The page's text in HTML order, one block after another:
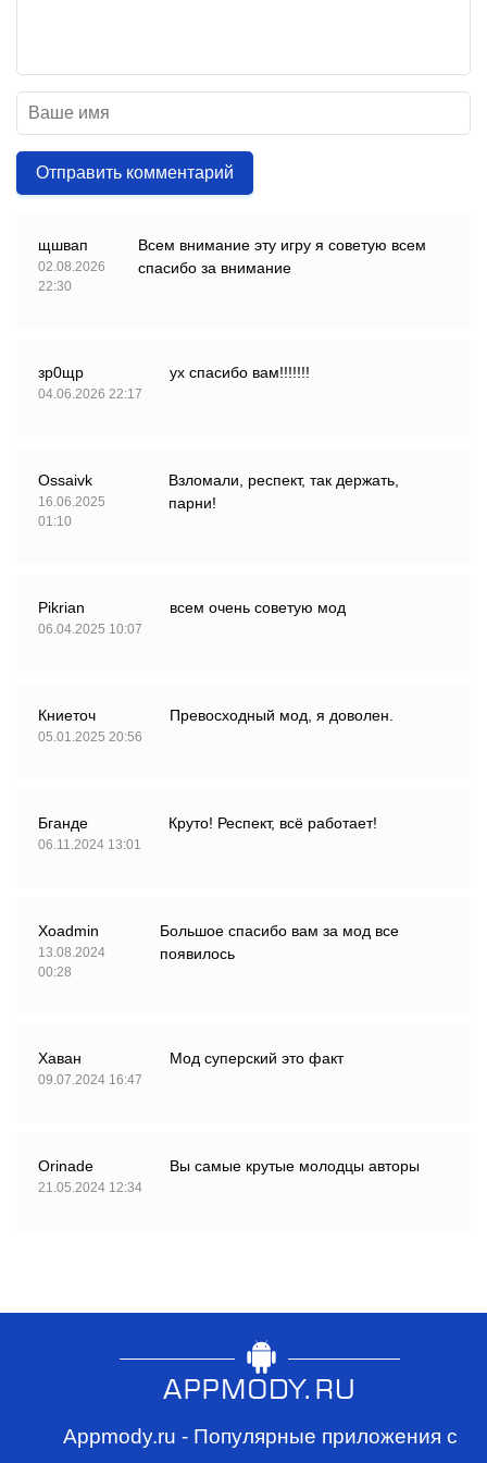
Отправить комментарий
щшвап
02.08.2026
22:30
Всем внимание эту игру я советую всем
спасибо за внимание
зр0щр
04.06.2026 22:17
ух спасибо вам!!!!!!!
Ossaivk
16.06.2025
01:10
Взломали, респект, так держать,
парни!
Pikrian
06.04.2025 10:07
всем очень советую мод
Книеточ
05.01.2025 20:56
Превосходный мод, я доволен.
Бганде
06.11.2024 13:01
Круто! Респект, всё работает!
Xoadmin
13.08.2024
00:28
Большое спасибо вам за мод все
появилось
Хаван
09.07.2024 16:47
Мод суперский это факт
Orinade
21.05.2024 12:34
Вы самые крутые молодцы авторы
Appmody.ru - Популярные приложения с